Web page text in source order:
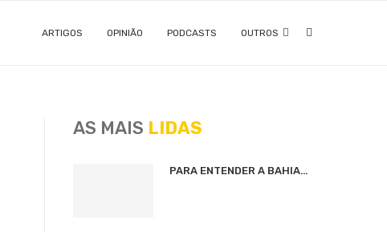
ARTIGOS OPINIÃO PODCASTS OUTROS
AS MAIS LIDAS
PARA ENTENDER A BAHIA…